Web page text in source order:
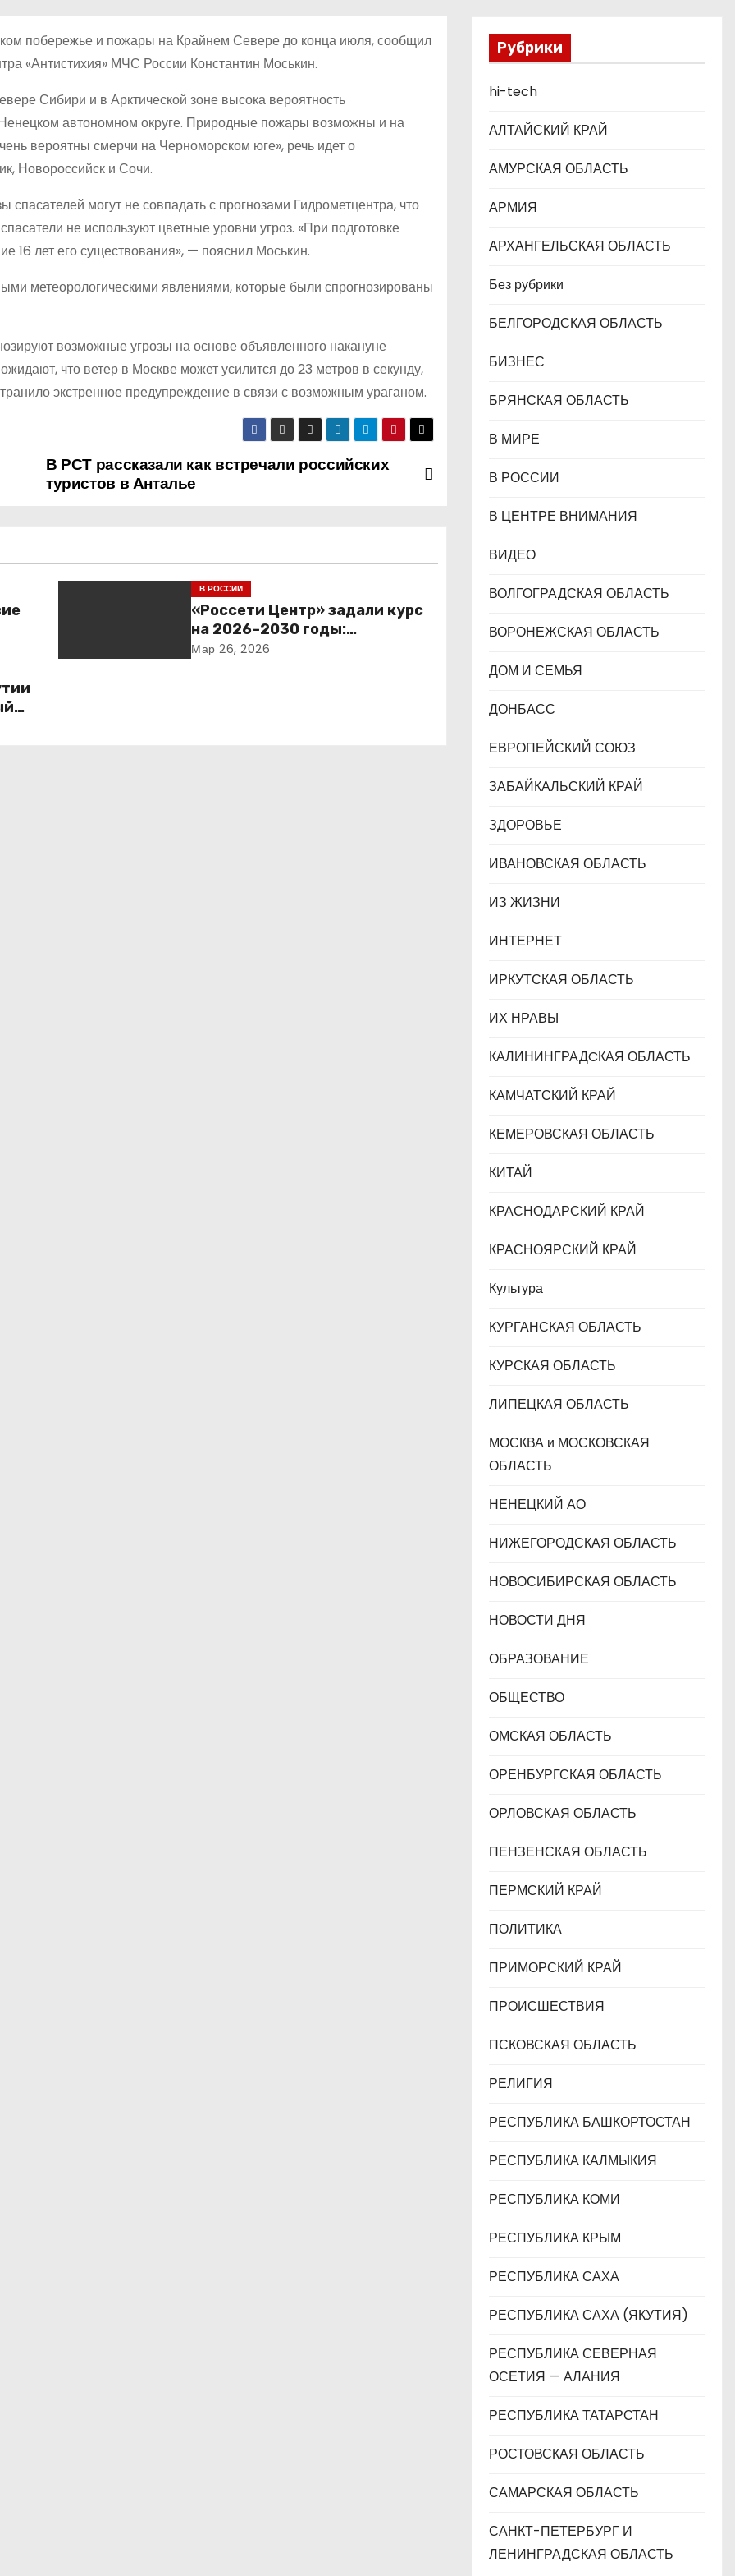
побережье и пожары на Крайнем Севере до конца июля, сообщил
«Антистихия» МЧС России Константин Моськин.
Сибири и в Арктической зоне высока вероятность
автономном округе. Природные пожары возможны и на
вероятны смерчи на Черноморском юге», речь идет о
Новороссийск и Сочи.
спасателей могут не совпадать с прогнозами Гидрометцентра, что
не используют цветные уровни угроз. «При подготовке
16 лет его существования», — пояснил Моськин.
метеорологическими явлениями, которые были спрогнозированы
возможные угрозы на основе объявленного накануне
что ветер в Москве может усилится до 23 метров в секунду,
экстренное предупреждение в связи с возможным ураганом.
В РСТ рассказали как встречали российских
туристов в Анталье
В РОССИИ
«Россети Центр» задали курс
на 2026–2030 годы:
инвестиции в надежность и
Мар 26, 2026
Рубрики
hi-tech
АЛТАЙСКИЙ КРАЙ
АМУРСКАЯ ОБЛАСТЬ
АРМИЯ
АРХАНГЕЛЬСКАЯ ОБЛАСТЬ
Без рубрики
БЕЛГОРОДСКАЯ ОБЛАСТЬ
БИЗНЕС
БРЯНСКАЯ ОБЛАСТЬ
В МИРЕ
В РОССИИ
В ЦЕНТРЕ ВНИМАНИЯ
ВИДЕО
ВОЛГОГРАДСКАЯ ОБЛАСТЬ
ВОРОНЕЖСКАЯ ОБЛАСТЬ
ДОМ И СЕМЬЯ
ДОНБАСС
ЕВРОПЕЙСКИЙ СОЮЗ
ЗАБАЙКАЛЬСКИЙ КРАЙ
ЗДОРОВЬЕ
ИВАНОВСКАЯ ОБЛАСТЬ
ИЗ ЖИЗНИ
ИНТЕРНЕТ
ИРКУТСКАЯ ОБЛАСТЬ
ИХ НРАВЫ
КАЛИНИНГРАДCКАЯ ОБЛАСТЬ
КАМЧАТСКИЙ КРАЙ
КЕМЕРОВСКАЯ ОБЛАСТЬ
КИТАЙ
КРАСНОДАРСКИЙ КРАЙ
КРАСНОЯРСКИЙ КРАЙ
Культура
КУРГАНСКАЯ ОБЛАСТЬ
КУРСКАЯ ОБЛАСТЬ
ЛИПЕЦКАЯ ОБЛАСТЬ
МОСКВА и МОСКОВСКАЯ
ОБЛАСТЬ
НЕНЕЦКИЙ АО
НИЖЕГОРОДСКАЯ ОБЛАСТЬ
НОВОСИБИРСКАЯ ОБЛАСТЬ
НОВОСТИ ДНЯ
ОБРАЗОВАНИЕ
ОБЩЕСТВО
ОМСКАЯ ОБЛАСТЬ
ОРЕНБУРГСКАЯ ОБЛАСТЬ
ОРЛОВСКАЯ ОБЛАСТЬ
ПЕНЗЕНСКАЯ ОБЛАСТЬ
ПЕРМСКИЙ КРАЙ
ПОЛИТИКА
ПРИМОРСКИЙ КРАЙ
ПРОИСШЕСТВИЯ
ПСКОВСКАЯ ОБЛАСТЬ
РЕЛИГИЯ
РЕСПУБЛИКА БАШКОРТОСТАН
РЕСПУБЛИКА КАЛМЫКИЯ
РЕСПУБЛИКА КОМИ
РЕСПУБЛИКА КРЫМ
РЕСПУБЛИКА САХА
РЕСПУБЛИКА САХА (ЯКУТИЯ)
РЕСПУБЛИКА СЕВЕРНАЯ
ОСЕТИЯ — АЛАНИЯ
РЕСПУБЛИКА ТАТАРСТАН
РОСТОВСКАЯ ОБЛАСТЬ
САМАРСКАЯ ОБЛАСТЬ
САНКТ-ПЕТЕРБУРГ И
ЛЕНИНГРАДСКАЯ ОБЛАСТЬ